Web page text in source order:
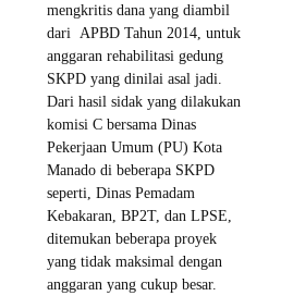
mengkritis dana yang diambil
dari APBD Tahun 2014, untuk
anggaran rehabilitasi gedung
SKPD yang dinilai asal jadi.
Dari hasil sidak yang dilakukan
komisi C bersama Dinas
Pekerjaan Umum (PU) Kota
Manado di beberapa SKPD
seperti, Dinas Pemadam
Kebakaran, BP2T, dan LPSE,
ditemukan beberapa proyek
yang tidak maksimal dengan
anggaran yang cukup besar.